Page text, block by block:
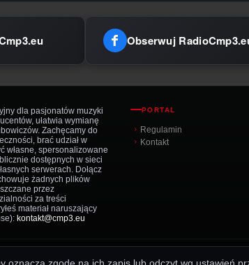
Obserwuj
dla pasjonatów muzyki
ułatwia wymianę
Zachęcamy do
brać udział w
własne, spersonalizowane
dostępnych w sieci
serwerach. Dołącz
żadnych plików
przez
za treści
materiał naruszający
kontakt@cmp3.eu
PORTAL
Regulamin
Kontakt